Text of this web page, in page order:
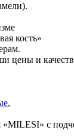
кость»
цены и
,
с